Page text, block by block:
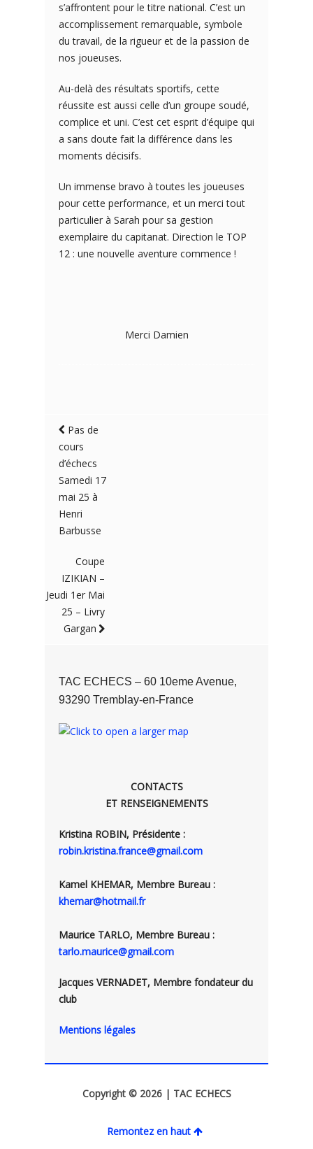
s’affrontent pour le titre national. C’est un
accomplissement remarquable, symbole
du travail, de la rigueur et de la passion de
nos joueuses.
Au-delà des résultats sportifs, cette
réussite est aussi celle d’un groupe soudé,
complice et uni. C’est cet esprit d’équipe qui
a sans doute fait la différence dans les
moments décisifs.
Un immense bravo à toutes les joueuses
pour cette performance, et un merci tout
particulier à Sarah pour sa gestion
exemplaire du capitanat. Direction le TOP
12 : une nouvelle aventure commence !
Merci Damien
Pas de
cours
d’échecs
Samedi 17
mai 25 à
Henri
Barbusse
Coupe
IZIKIAN –
Jeudi 1er Mai
25 – Livry
Gargan
TAC ECHECS – 60 10eme Avenue,
93290 Tremblay-en-France
CONTACTS
ET RENSEIGNEMENTS
Kristina ROBIN, Présidente :
robin.kristina.france@gmail.com
Kamel KHEMAR, Membre Bureau :
khemar@hotmail.fr
Maurice TARLO, Membre Bureau :
tarlo.maurice@gmail.com
Jacques VERNADET, Membre fondateur du
club
Mentions légales
Copyright © 2026 | TAC ECHECS
Remontez en haut